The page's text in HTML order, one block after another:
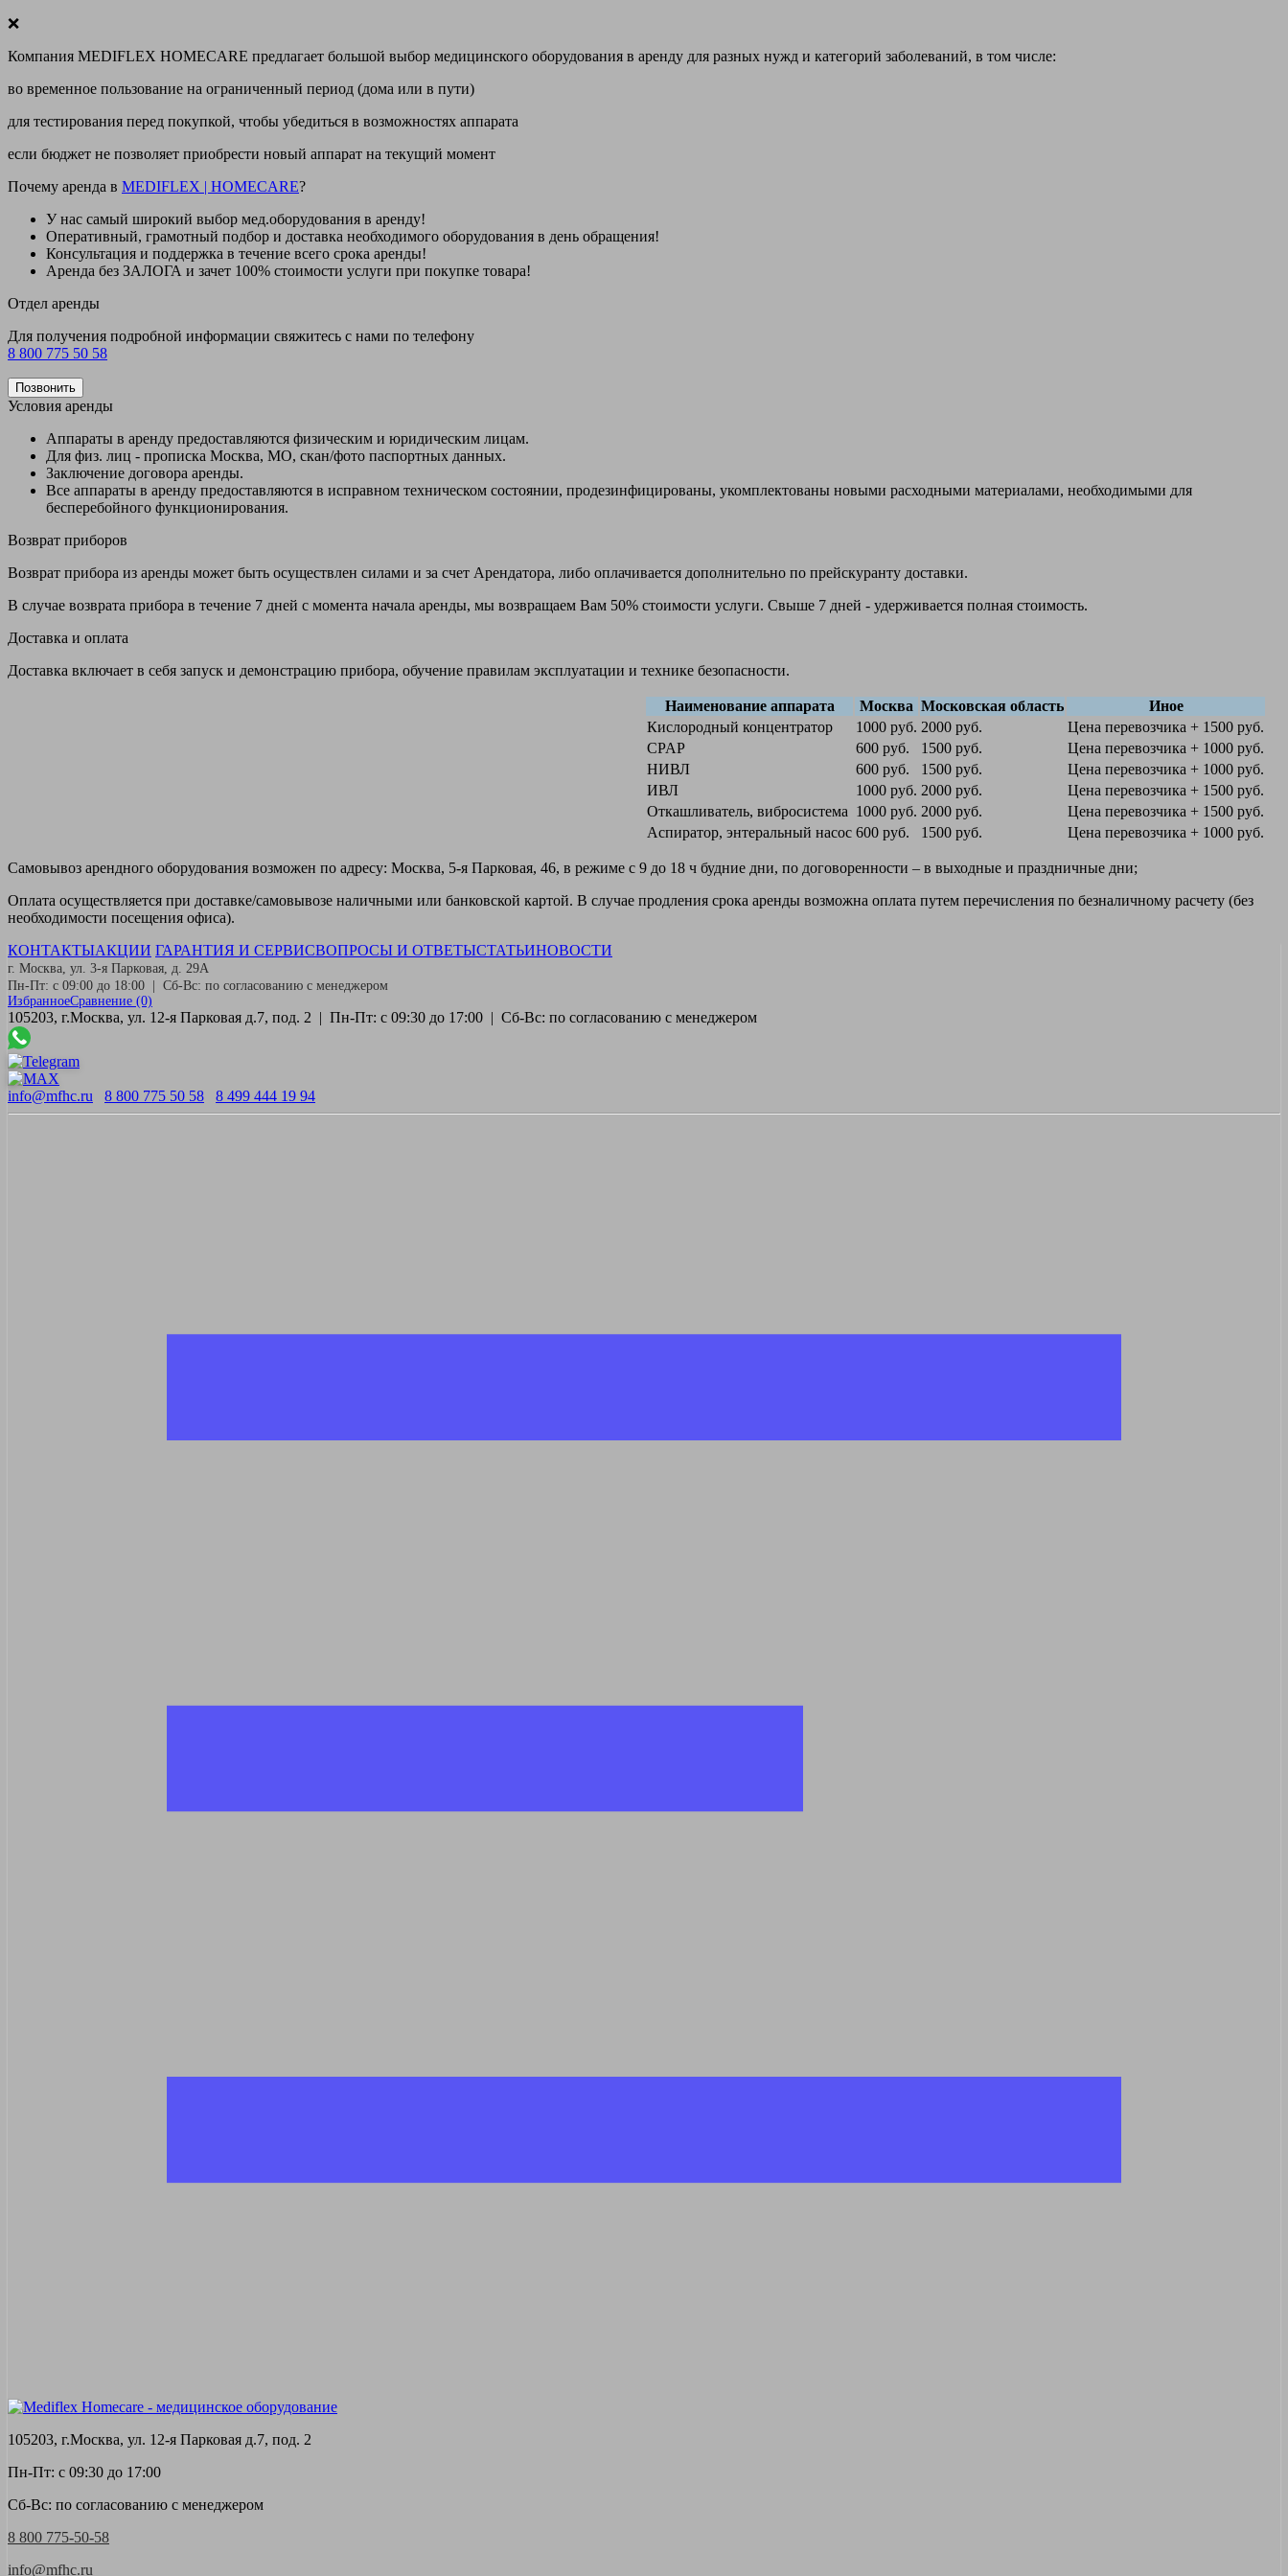
❌
Компания MEDIFLEX HOMECARE предлагает большой выбор медицинского оборудования в аренду для разных нужд и категорий заболеваний, в том числе:
во временное пользование на ограниченный период (дома или в пути)
для тестирования перед покупкой, чтобы убедиться в возможностях аппарата
если бюджет не позволяет приобрести новый аппарат на текущий момент
Почему аренда в MEDIFLEX | HOMECARE?
У нас самый широкий выбор мед.оборудования в аренду!
Оперативный, грамотный подбор и доставка необходимого оборудования в день обращения!
Консультация и поддержка в течение всего срока аренды!
Аренда без ЗАЛОГА и зачет 100% стоимости услуги при покупке товара!
Отдел аренды
Для получения подробной информации свяжитесь с нами по телефону
8 800 775 50 58
Позвонить
Условия аренды
Аппараты в аренду предоставляются физическим и юридическим лицам.
Для физ. лиц - прописка Москва, МО, скан/фото паспортных данных.
Заключение договора аренды.
Все аппараты в аренду предоставляются в исправном техническом состоянии, продезинфицированы, укомплектованы новыми расходными материалами, необходимыми для
бесперебойного функционирования.
Возврат приборов
Возврат прибора из аренды может быть осуществлен силами и за счет Арендатора, либо оплачивается дополнительно по прейскуранту доставки.
В случае возврата прибора в течение 7 дней с момента начала аренды, мы возвращаем Вам 50% стоимости услуги. Свыше 7 дней - удерживается полная стоимость.
Доставка и оплата
Доставка включает в себя запуск и демонстрацию прибора, обучение правилам эксплуатации и технике безопасности.
Наименование аппарата Москва Московская область
Иное
Кислородный концентратор
1000 руб. 2000 руб.
Цена перевозчика + 1500 руб.
CPAP
600 руб. 1500 руб.
Цена перевозчика + 1000 руб.
НИВЛ
600 руб. 1500 руб.
Цена перевозчика + 1000 руб.
ИВЛ
1000 руб. 2000 руб.
Цена перевозчика + 1500 руб.
Откашливатель, вибросистема 1000 руб. 2000 руб.
Цена перевозчика + 1500 руб.
Аспиратор, энтеральный насос 600 руб. 1500 руб. Цена перевозчика + 1000 руб.
Самовывоз арендного оборудования возможен по адресу: Москва, 5-я Парковая, 46, в режиме с 9 до 18 ч будние дни, по договоренности – в выходные и праздничные дни;
Оплата осуществляется при доставке/самовывозе наличными или банковской картой. В случае продления срока аренды возможна оплата путем перечисления по безналичному расчету (без
необходимости посещения офиса).
КОНТАКТЫАКЦИИ ГАРАНТИЯ И СЕРВИСВОПРОСЫ И ОТВЕТЫСТАТЬИНОВОСТИ
г. Москва, ул. 3-я Парковая, д. 29А
Пн-Пт: с 09:00 до 18:00 | Сб-Вс: по согласованию с менеджером
ИзбранноеСравнение (0)
105203, г.Москва, ул. 12-я Парковая д.7, под. 2 | Пн-Пт: с 09:30 до 17:00 | Сб-Вс: по согласованию с менеджером
info@mfhc.ru 8 800 775 50 58 8 499 444 19 94
105203, г.Москва, ул. 12-я Парковая д.7, под. 2
Пн-Пт: с 09:30 до 17:00
Сб-Вс: по согласованию с менеджером
8 800 775-50-58
info@mfhc.ru